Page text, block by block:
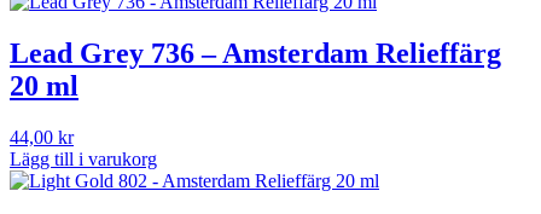
Lead Grey 736 – Amsterdam Relieffärg
20 ml
44,00 kr
Lägg till i varukorg